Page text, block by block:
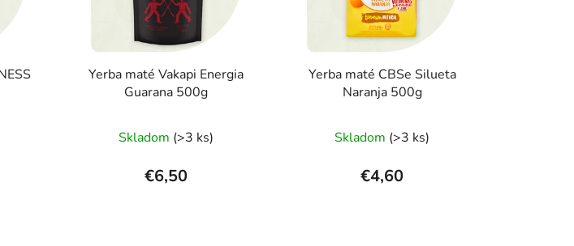
Yerba maté Vakapi Energia
Guarana 500g
hodnotenie
produktu
je
Skladom (>3 ks)
€6,50
Yerba maté CBSe Silueta
Naranja 500g
hodnotenie
produktu
je
Skladom (>3 ks)
€4,60